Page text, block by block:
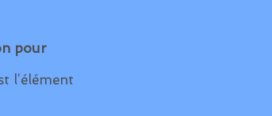
pour
l’élément